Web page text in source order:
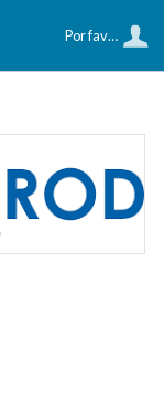
Por favor, identifíquese